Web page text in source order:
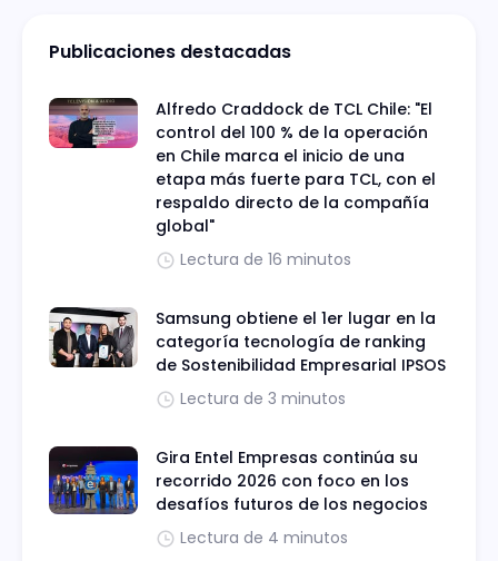
Publicaciones destacadas
Alfredo Craddock de TCL Chile: "El
control del 100 % de la operación
en Chile marca el inicio de una
etapa más fuerte para TCL, con el
respaldo directo de la compañía
global"
Lectura de 16 minutos
Samsung obtiene el 1er lugar en la
categoría tecnología de ranking
de Sostenibilidad Empresarial IPSOS
Lectura de 3 minutos
Gira Entel Empresas continúa su
recorrido 2026 con foco en los
desafíos futuros de los negocios
Lectura de 4 minutos